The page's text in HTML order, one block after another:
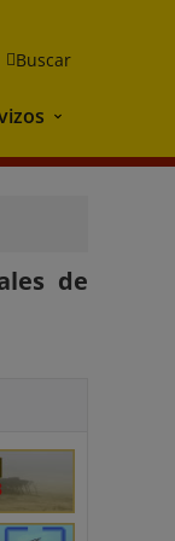
Buscar
Servizos
de